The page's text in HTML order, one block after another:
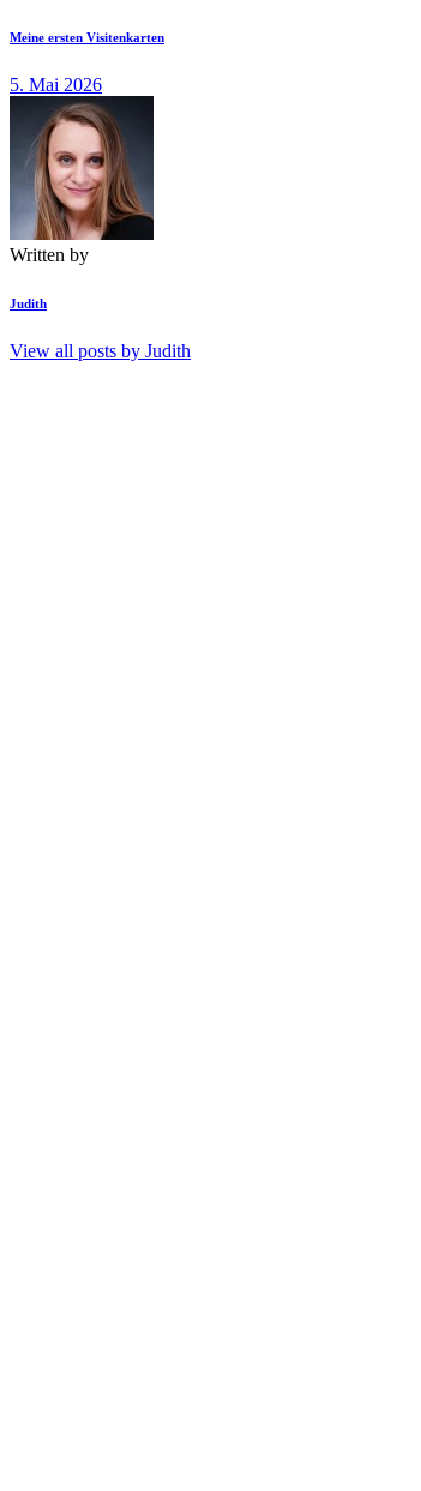
Meine ersten Visitenkarten
5. Mai 2026
Written by
Judith
View all posts by Judith